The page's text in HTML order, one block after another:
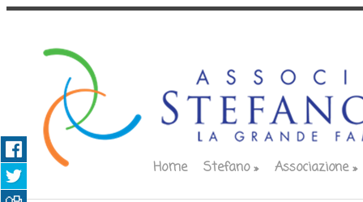
Home Stefano» Associazione»